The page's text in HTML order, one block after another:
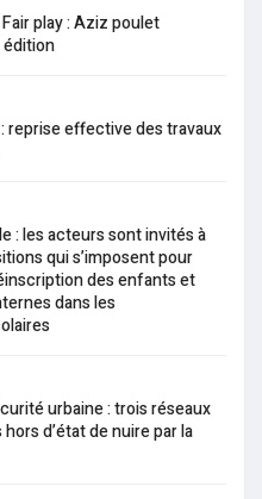
play : Aziz poulet
édition
reprise effective des travaux
: les acteurs sont invités à
qui s’imposent pour
des enfants et
dans les
urbaine : trois réseaux
d’état de nuire par la